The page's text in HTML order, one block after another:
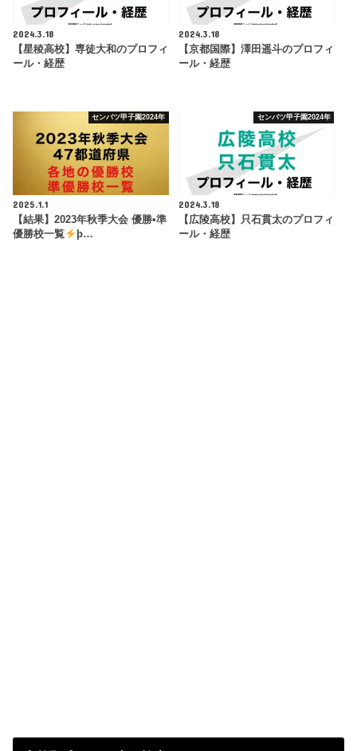
2024.3.18
【星稜高校】専徒大和のプロフィ
ール・経歴
2024.3.18
【京都国際】澤田遥斗のプロフィ
ール・経歴
センバツ甲子園2024年
2025.1.1
【結果】2023年秋季大会 優勝•準
優勝校一覧
þ…
センバツ甲子園2024年
2024.3.18
【広陵高校】只石貫太のプロフィ
ール・経歴